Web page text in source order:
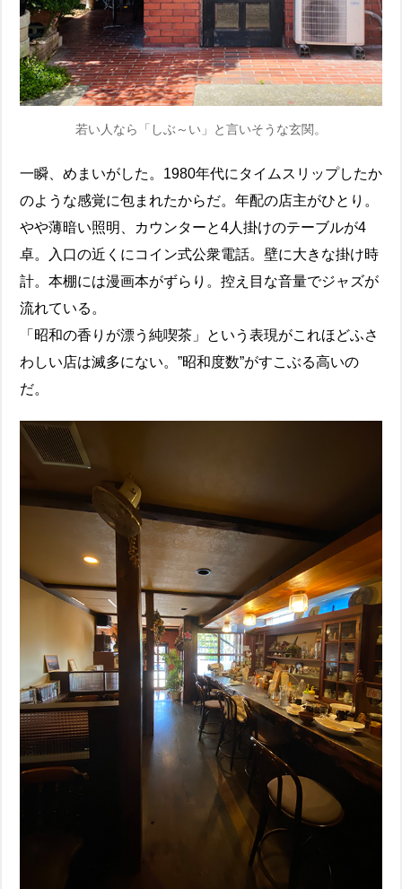
若い人なら「しぶ～い」と言いそうな玄関。
一瞬、めまいがした。1980年代にタイムスリップしたか
のような感覚に包まれたからだ。年配の店主がひとり。
やや薄暗い照明、カウンターと4人掛けのテーブルが4
卓。入口の近くにコイン式公衆電話。壁に大きな掛け時
計。本棚には漫画本がずらり。控え目な音量でジャズが
流れている。
「昭和の香りが漂う純喫茶」という表現がこれほどふさ
わしい店は滅多にない。”昭和度数”がすこぶる高いの
だ。